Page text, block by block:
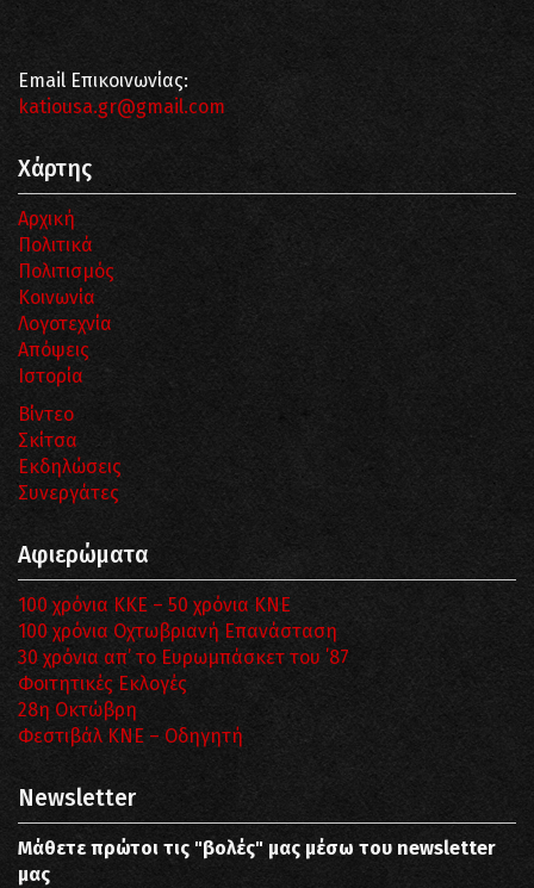
Email Επικοινωνίας:
katiousa.gr@gmail.com
Χάρτης
Αρχική
Πολιτικά
Πολιτισμός
Κοινωνία
Λογοτεχνία
Απόψεις
Ιστορία
Βίντεο
Σκίτσα
Εκδηλώσεις
Συνεργάτες
Αφιερώματα
100 χρόνια ΚΚΕ – 50 χρόνια ΚΝΕ
100 χρόνια Οχτωβριανή Επανάσταση
30 χρόνια απ’ το Ευρωμπάσκετ του ΄87
Φοιτητικές Εκλογές
28η Οκτώβρη
Φεστιβάλ ΚΝΕ – Οδηγητή
Newsletter
Μάθετε πρώτοι τις "βολές" μας μέσω του newsletter
μας